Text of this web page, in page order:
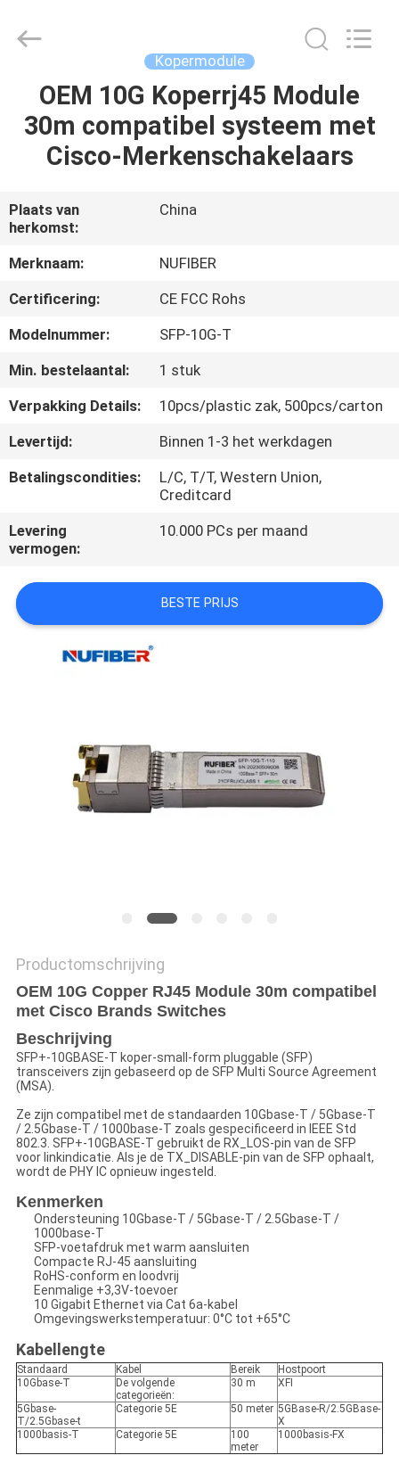
HUIS
PRODUCTEN
ONGEVEER
ONS
FABRIEKSREIS
CONTACTEER
ONS
VERZOEK
OM
EEN
CITAAT
PRIVACYBELEID
Co.,Ltd.
Kopermodule
OEM 10G Koperrj45 Module
30m compatibel systeem met
Cisco-Merkenschakelaars
Plaats van
herkomst:
China
Merknaam:
NUFIBER
Certificering:
CE FCC Rohs
Modelnummer:
SFP-10G-T
Min. bestelaantal:
1 stuk
Verpakking Details:
10pcs/plastic zak, 500pcs/carton
Levertijd:
Binnen 1-3 het werkdagen
Betalingscondities:
L/C, T/T, Western Union,
Creditcard
Levering
vermogen:
10.000 PCs per maand
BESTE PRIJS
Productomschrijving
OEM 10G Copper RJ45 Module 30m compatibel
met Cisco Brands Switches
Beschrijving
SFP+-10GBASE-T koper-small-form pluggable (SFP)
transceivers zijn gebaseerd op de SFP Multi Source Agreement
(MSA).
Ze zijn compatibel met de standaarden 10Gbase-T / 5Gbase-T
/ 2.5Gbase-T / 1000base-T zoals gespecificeerd in IEEE Std
802.3. SFP+-10GBASE-T gebruikt de RX_LOS-pin van de SFP
voor linkindicatie. Als je de TX_DISABLE-pin van de SFP ophaalt,
wordt de PHY IC opnieuw ingesteld.
Kenmerken
Ondersteuning 10Gbase-T / 5Gbase-T / 2.5Gbase-T /
1000base-T
SFP-voetafdruk met warm aansluiten
Compacte RJ-45 aansluiting
RoHS-conform en loodvrij
Eenmalige +3,3V-toevoer
10 Gigabit Ethernet via Cat 6a-kabel
Omgevingswerkstemperatuur: 0°C tot +65°C
Kabellengte
Standaard Kabel Bereik
Hostpoort
10Gbase-T
De volgende
categorieën:
30 m XFI
5Gbase-
T/2.5Gbase-t
Categorie 5E 50 meter 5GBase-R/2.5GBase-
X
1000basis-T
Categorie 5E
100
meter
1000basis-FX